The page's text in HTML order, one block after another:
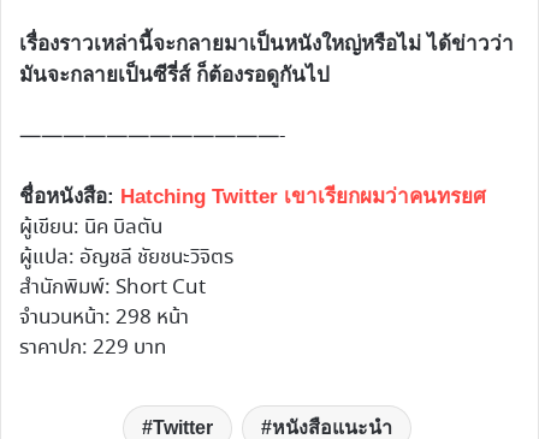
เรื่องราวเหล่านี้จะกลายมาเป็นหนังใหญ่หรือไม่ ได้ข่าวว่า
มันจะกลายเป็นซีรี่ส์ ก็ต้องรอดูกันไป
————————————-
ชื่อหนังสือ: Hatching Twitter เขาเรียกผมว่าคนทรยศ
ผู้เขียน: นิค บิลตัน
ผู้แปล: อัญชลี ชัยชนะวิจิตร
สำนักพิมพ์: Short Cut
จำนวนหน้า: 298 หน้า
ราคาปก: 229 บาท
Twitter หนังสือแนะนำ